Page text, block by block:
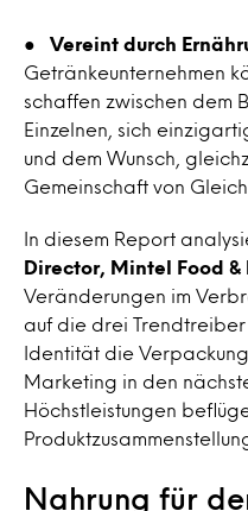
● Vereint durch
Getränkeunternehmen
schaffen zwischen dem
Einzelnen, sich
und dem Wunsch,
Gemeinschaft von
In diesem Report
Director, Mintel Food &
Veränderungen im
auf die drei
Identität die
Marketing in den
Höchstleistungen
Nahrung für